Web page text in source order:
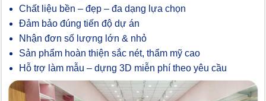
Chất liệu bền – đẹp – đa dạng lựa chọn
Đảm bảo đúng tiến độ dự án
Nhận đơn số lượng lớn & nhỏ
Sản phẩm hoàn thiện sắc nét, thẩm mỹ cao
Hỗ trợ làm mẫu – dựng 3D miễn phí theo yêu cầu